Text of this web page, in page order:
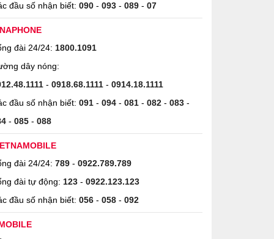
đầu số nhận biết: 090 - 093 - 089 - 07
đài 24/24: 1800.1091
dây nóng:
- 0918.68.1111 - 0914.18.1111
đầu số nhận biết: 091 - 094 - 081 - 082 - 083 -
- 085 - 088
đài 24/24: 789 - 0922.789.789
đài tự động: 123 - 0922.123.123
đầu số nhận biết: 056 - 058 - 092